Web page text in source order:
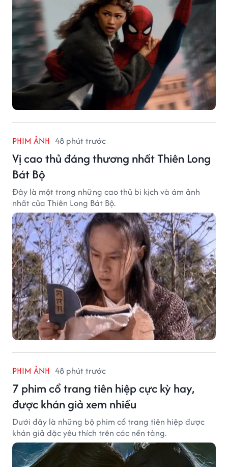
PHIM ẢNH 48 phút trước
Vị cao thủ đáng thương nhất Thiên Long
Bát Bộ
Đây là một trong những cao thủ bi kịch và ám ảnh
nhất của Thiên Long Bát Bộ.
PHIM ẢNH 48 phút trước
7 phim cổ trang tiên hiệp cực kỳ hay,
được khán giả xem nhiều
Dưới đây là những bộ phim cổ trang tiên hiệp được
khán giả đặc yêu thích trên các nền tảng.